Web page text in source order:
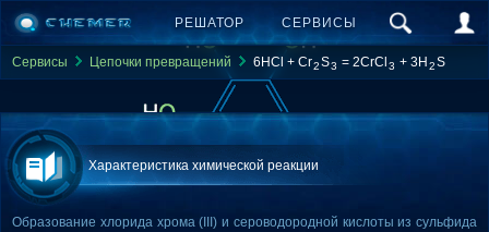
РЕШАТОР СЕРВИСЫ
Сервисы Цепочки превращений 6HCl + Cr2S3 = 2CrCl 3 + 3H 2S
Характеристика химической реакции
Образование хлорида хрома (III) и сероводородной кислоты из сульфида